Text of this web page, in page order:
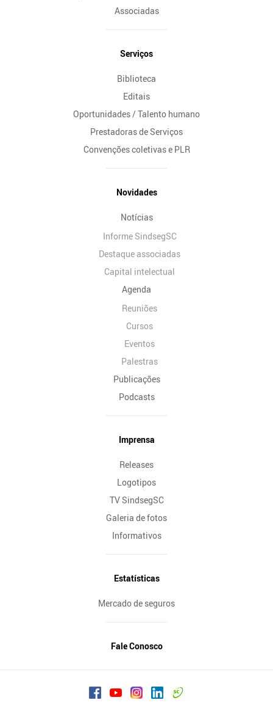
Associadas
Serviços
Biblioteca
Editais
Oportunidades / Talento humano
Prestadoras de Serviços
Convenções coletivas e PLR
Novidades
Notícias
Informe SindsegSC
Destaque associadas
Capital intelectual
Agenda
Reuniões
Cursos
Eventos
Palestras
Publicações
Podcasts
Imprensa
Releases
Logotipos
TV SindsegSC
Galeria de fotos
Informativos
Estatísticas
Mercado de seguros
Fale Conosco